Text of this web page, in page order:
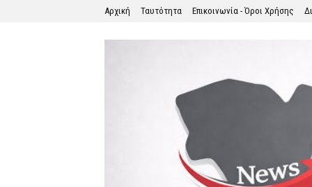
Αρχική Ταυτότητα Επικοινωνία - Όροι Χρήσης